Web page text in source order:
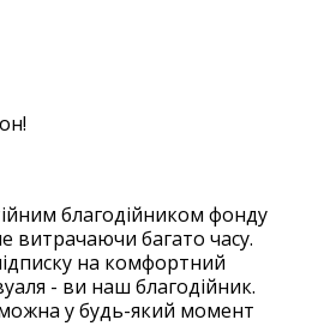
благодійником фонду
витрачаючи багато часу.
на комфортний
- ви наш благодійник.
можна у будь-який момент